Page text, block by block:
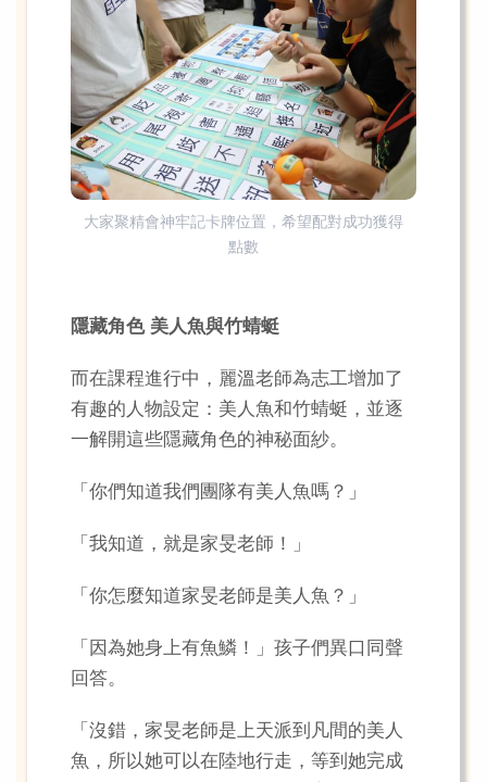
大家聚精會神牢記卡牌位置，希望配對成功獲得
點數
隱藏角色 美人魚與竹蜻蜓
而在課程進行中，麗溫老師為志工增加了
有趣的人物設定：美人魚和竹蜻蜓，並逐
一解開這些隱藏角色的神秘面紗。
「你們知道我們團隊有美人魚嗎？」
「我知道，就是家旻老師！」
「你怎麼知道家旻老師是美人魚？」
「因為她身上有魚鱗！」孩子們異口同聲
回答。
「沒錯，家旻老師是上天派到凡間的美人
魚，所以她可以在陸地行走，等到她完成